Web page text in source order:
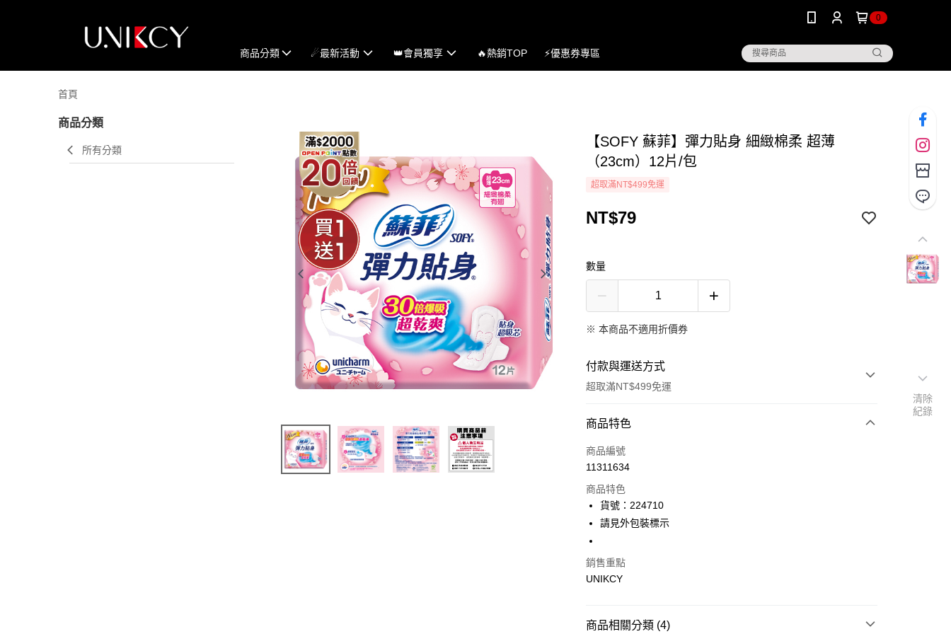
0
商品分類 ☄最新活動 👑會員獨享 🔥熱銷TOP ⚡優惠券專區
首頁
商品分類
所有分類
【SOFY 蘇菲】彈力貼身 細緻棉柔 超薄
（23cm）12片/包
超取滿NT$499免運
NT$79
數量
※ 本商品不適用折價券
付款與運送方式
超取滿NT$499免運
付款方式
icash Pay
超商取貨付款
LINE Pay
街口支付
商品特色
商品編號
11311634
商品特色
貨號：224710
請見外包裝標示
銷售重點
UNIKCY
商品相關分類 (4)
清除
紀錄